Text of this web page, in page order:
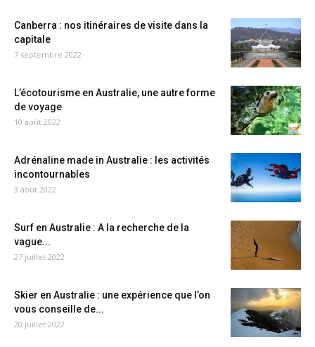
Canberra : nos itinéraires de visite dans la
capitale
7 septembre 2022
L’écotourisme en Australie, une autre forme
de voyage
10 août 2022
Adrénaline made in Australie : les activités
incontournables
3 août 2022
Surf en Australie : A la recherche de la
vague...
27 juillet 2022
Skier en Australie : une expérience que l’on
vous conseille de...
20 juillet 2022